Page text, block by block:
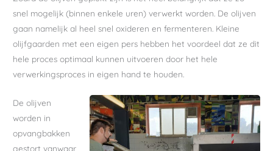
snel mogelijk (binnen enkele uren) verwerkt worden. De olijven
gaan namelijk al heel snel oxideren en fermenteren. Kleine
olijfgaarden met een eigen pers hebben het voordeel dat ze dit
hele proces optimaal kunnen uitvoeren door het hele
verwerkingsproces in eigen hand te houden.
De olijven
worden in
opvangbakken
gestort vanwaar